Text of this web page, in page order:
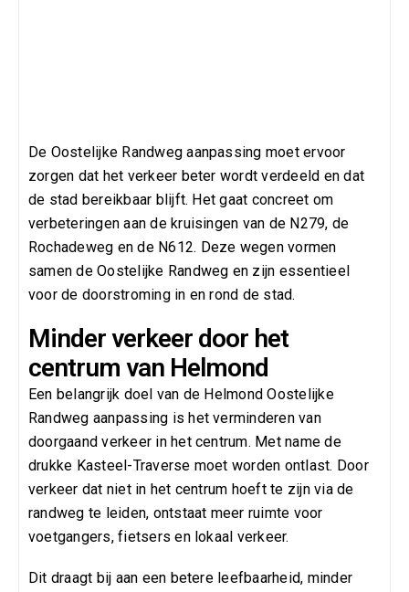
De Oostelijke Randweg aanpassing moet ervoor
zorgen dat het verkeer beter wordt verdeeld en dat
de stad bereikbaar blijft. Het gaat concreet om
verbeteringen aan de kruisingen van de N279, de
Rochadeweg en de N612. Deze wegen vormen
samen de Oostelijke Randweg en zijn essentieel
voor de doorstroming in en rond de stad.
Minder verkeer door het
centrum van Helmond
Een belangrijk doel van de Helmond Oostelijke
Randweg aanpassing is het verminderen van
doorgaand verkeer in het centrum. Met name de
drukke Kasteel-Traverse moet worden ontlast. Door
verkeer dat niet in het centrum hoeft te zijn via de
randweg te leiden, ontstaat meer ruimte voor
voetgangers, fietsers en lokaal verkeer.
Dit draagt bij aan een betere leefbaarheid, minder